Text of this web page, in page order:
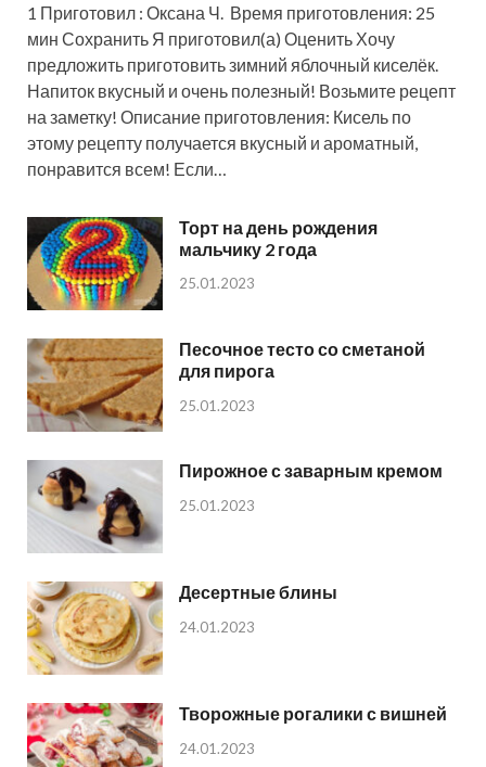
1 Приготовил : Оксана Ч. Время приготовления: 25
мин Сохранить Я приготовил(а) Оценить Хочу
предложить приготовить зимний яблочный киселёк.
Напиток вкусный и очень полезный! Возьмите рецепт
на заметку! Описание приготовления: Кисель по
этому рецепту получается вкусный и ароматный,
понравится всем! Если…
Торт на день рождения
мальчику 2 года
25.01.2023
Песочное тесто со сметаной
для пирога
25.01.2023
Пирожное с заварным кремом
25.01.2023
Десертные блины
24.01.2023
Творожные рогалики с вишней
24.01.2023